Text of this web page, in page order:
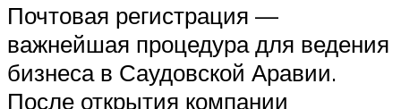
Почтовая регистрация —
важнейшая процедура для ведения
бизнеса в Саудовской Аравии.
После открытия компании